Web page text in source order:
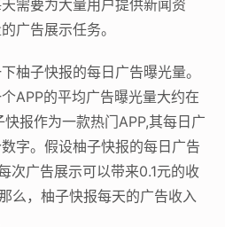
需要为大量用户提供新闻资
广告展示任务。
柚子快报的每日广告曝光量。
APP的平均广告曝光量大约在
报作为一款热门APP,其每日广
字。假设柚子快报的每日广告
次广告展示可以带来0.1元的收
么，柚子快报每天的广告收入